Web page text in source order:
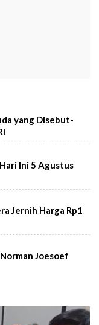
yang Disebut-
Ini 5 Agustus
Jernih Harga Rp1
Joesoef